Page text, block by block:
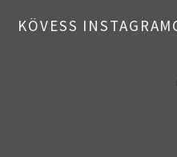
KÖVESS